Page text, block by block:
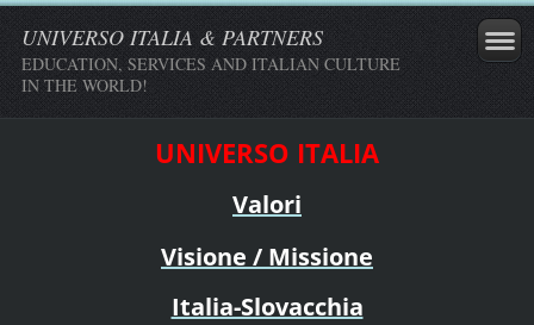
UNIVERSO ITALIA & PARTNERS
EDUCATION, SERVICES AND ITALIAN CULTURE
IN THE WORLD!
UNIVERSO ITALIA
Valori
Visione / Missione
Italia-Slovacchia